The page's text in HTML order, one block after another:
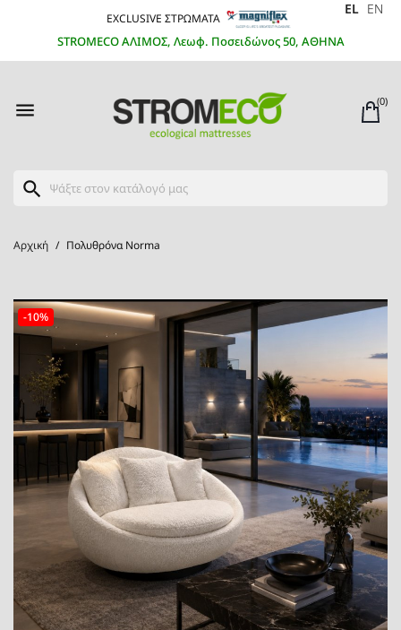
EXCLUSIVE ΣΤΡΩΜΑΤΑ
STROMECO ΑΛΙΜΟΣ, Λεωφ. Ποσειδώνος 50, ΑΘΗΝΑ
EL EN
 (0)
search
Αρχική Πολυθρόνα Norma
-10%